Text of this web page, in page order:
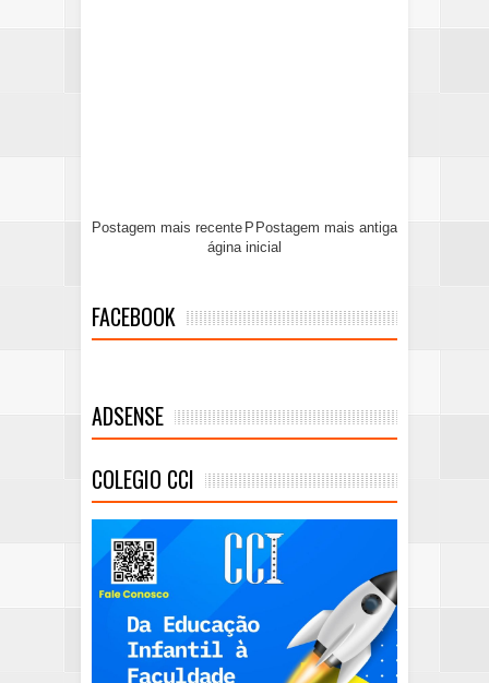
Postagem mais recente Postagem mais antiga
P
ágina inicial
FACEBOOK
ADSENSE
COLEGIO CCI